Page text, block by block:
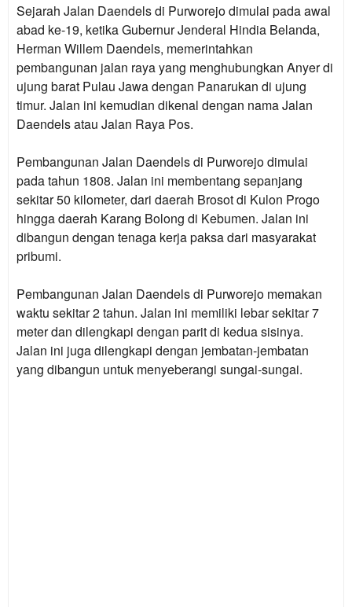
Sejarah Jalan Daendels di Purworejo dimulai pada awal
abad ke-19, ketika Gubernur Jenderal Hindia Belanda,
Herman Willem Daendels, memerintahkan
pembangunan jalan raya yang menghubungkan Anyer di
ujung barat Pulau Jawa dengan Panarukan di ujung
timur. Jalan ini kemudian dikenal dengan nama Jalan
Daendels atau Jalan Raya Pos.
Pembangunan Jalan Daendels di Purworejo dimulai
pada tahun 1808. Jalan ini membentang sepanjang
sekitar 50 kilometer, dari daerah Brosot di Kulon Progo
hingga daerah Karang Bolong di Kebumen. Jalan ini
dibangun dengan tenaga kerja paksa dari masyarakat
pribumi.
Pembangunan Jalan Daendels di Purworejo memakan
waktu sekitar 2 tahun. Jalan ini memiliki lebar sekitar 7
meter dan dilengkapi dengan parit di kedua sisinya.
Jalan ini juga dilengkapi dengan jembatan-jembatan
yang dibangun untuk menyeberangi sungai-sungai.